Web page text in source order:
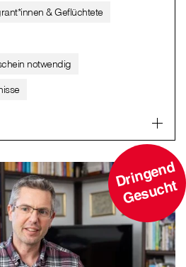
& Geflüchtete
notwendig
D
ri
n
g
e
n
d
G
e
s
u
c
ht